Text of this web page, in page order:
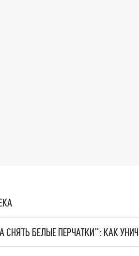
СНЯТЬ БЕЛЫЕ ПЕРЧАТКИ": КАК